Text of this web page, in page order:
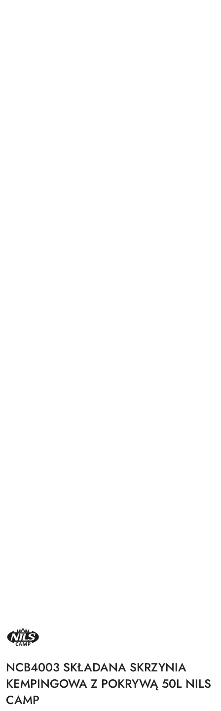
NAZWA
PRODUCENTA:
NILS
NCB4003 SKŁADANA SKRZYNIA
KEMPINGOWA Z POKRYWĄ 50L NILS
CAMP